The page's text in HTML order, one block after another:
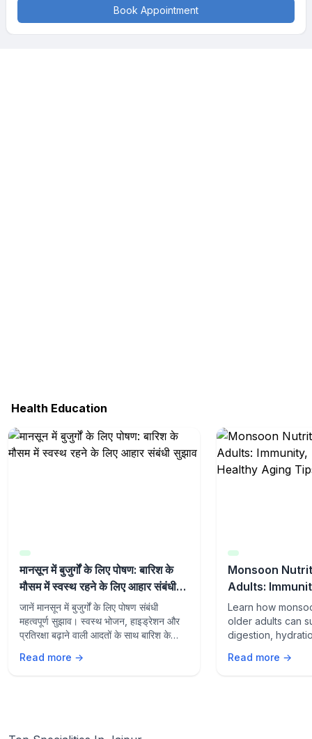
Book Appointment
Health Education
मानसून में बुजुर्गों के लिए पोषण: बारिश के
मौसम में स्वस्थ रहने के लिए आहार संबंधी
सुझाव
जानें मानसून में बुजुर्गों के लिए पोषण संबंधी
महत्वपूर्ण सुझाव। स्वस्थ भोजन, हाइड्रेशन और
प्रतिरक्षा बढ़ाने वाली आदतों के साथ बारिश के
Read more →
Monsoon
Adults:
and Healthy
Learn how
older adults can
digestion,
lifestyle habits
Read more →